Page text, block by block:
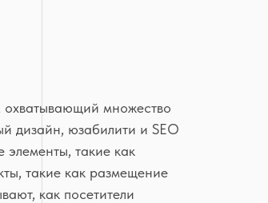
охватывающий множество
дизайн, юзабилити и SEO
элементы, такие как
такие как размещение
как посетители